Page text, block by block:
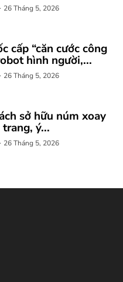
26 Tháng 5, 2026
cấp “căn cước công
hình người,...
26 Tháng 5, 2026
sở hữu núm xoay
ý...
26 Tháng 5, 2026